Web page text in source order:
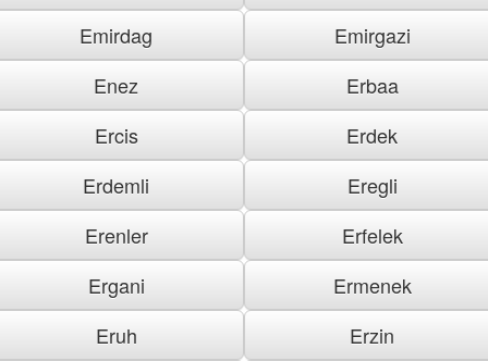
Emirdag
Emirgazi
Enez
Erbaa
Ercis
Erdek
Erdemli
Eregli
Erenler
Erfelek
Ergani
Ermenek
Eruh
Erzin